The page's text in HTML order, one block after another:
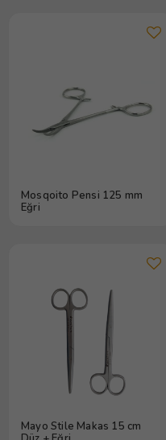
Mosqoito Pensi 125 mm
Eğri
Mayo Stile Makas 15 cm